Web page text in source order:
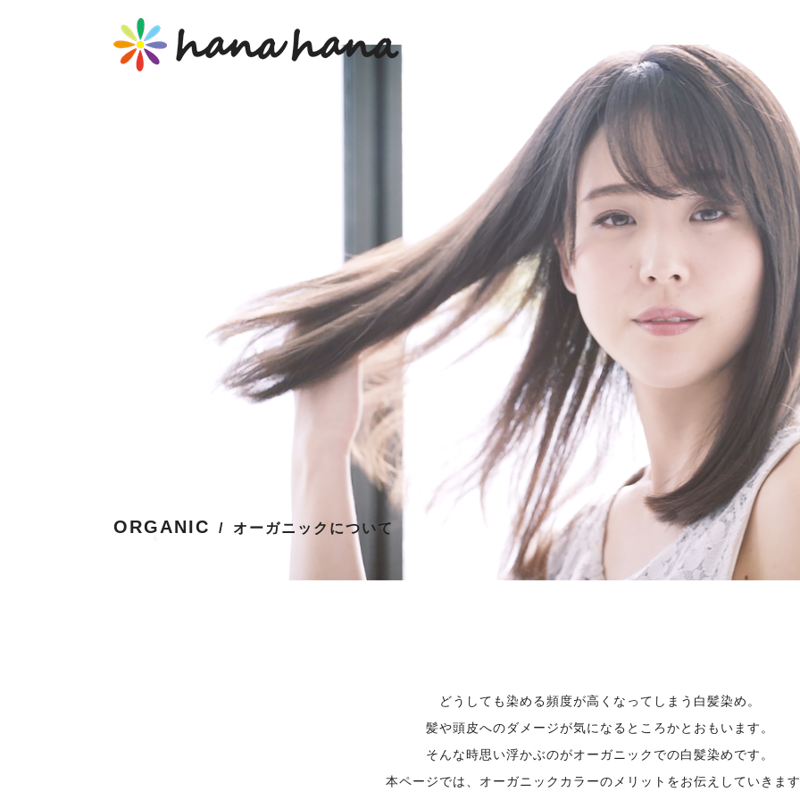
TOP
トップ
CONCEPT
コンセプト
INFORMATION
インフォメーション
PRICE
STAFF
スタッフ
BLOG
ブログ
NEWS
ニュース
Q&A
よくある質問
RECRUIT
GRAY HAIR CARE
白髪ケアについて
姉妹店紹介
ORGANIC オーガニックについて
どうしても染める頻度が高くなってしまう白髪染め。
髪や頭皮へのダメージが気になるところかとおもいます。
そんな時思い浮かぶのがオーガニックでの白髪染めです。
本ページでは、オーガニックカラーのメリットをお伝えしていきま